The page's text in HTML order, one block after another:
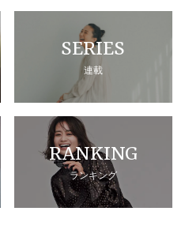
SERIES
連載
RANKING
ランキング